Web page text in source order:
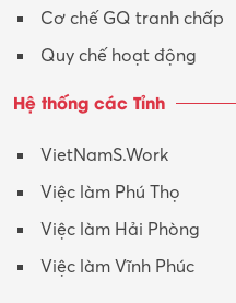
Y tế-Dược
Cơ chế GQ tranh chấp
Quy chế hoạt động
Hệ thống các Tỉnh
VietNamS.Work
Việc làm Phú Thọ
Việc làm Hải Phòng
Việc làm Vĩnh Phúc